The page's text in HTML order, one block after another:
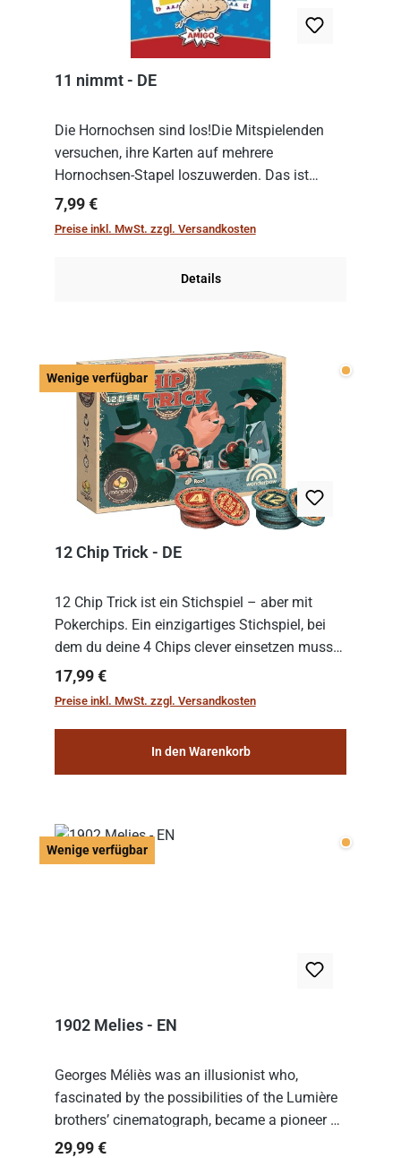
11 nimmt - DE
Die Hornochsen sind los!Die Mitspielenden
versuchen, ihre Karten auf mehrere
Hornochsen-Stapel loszuwerden. Das ist
kniffliger als gedacht, denn die Differenz
zwischen ausgespielter Karte und der
Regulärer Preis:
7,99 €
Preise inkl. MwSt. zzgl. Versandkosten
Details
Wenige verfügbar Wenige
12 Chip Trick - DE
12 Chip Trick ist ein Stichspiel – aber mit
Pokerchips. Ein einzigartiges Stichspiel, bei
dem du deine 4 Chips clever einsetzen musst.
Wer die Chips mit dem höchsten Gesamtwert
hat, gewinnt die Runde. Aber Vorsicht: D...
Regulärer Preis:
17,99 €
Preise inkl. MwSt. zzgl. Versandkosten
In den Warenkorb
Wenige verfügbar Wenige
1902 Melies - EN
Georges Méliès was an illusionist who,
fascinated by the possibilities of the Lumière
brothers’ cinematograph, became a pioneer of
cinema. In 1902, he filmed his most famous
Regulärer Preis:
29,99 €